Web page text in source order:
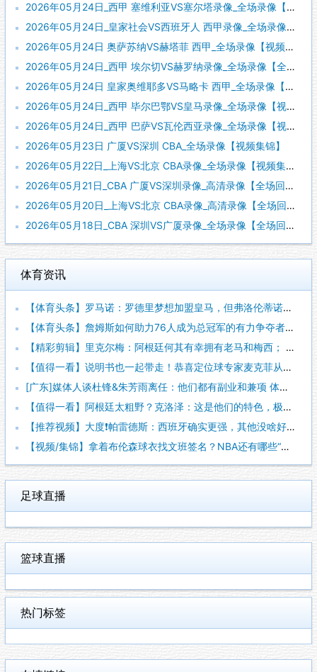
2026年05月24日_西甲 塞维利亚VS塞尔塔录像_全场录像【视频集锦】
2026年05月24日_皇家社会VS西班牙人 西甲录像_全场录像【全场回放】
2026年05月24日 奥萨苏纳VS赫塔菲 西甲_全场录像【视频集锦】
2026年05月24日_西甲 埃尔切VS赫罗纳录像_全场录像【全场回放】
2026年05月24日 皇家奥维耶多VS马略卡 西甲_全场录像【视频集锦】
2026年05月24日_西甲 毕尔巴鄂VS皇马录像_全场录像【视频集锦】
2026年05月24日_西甲 巴萨VS瓦伦西亚录像_全场录像【视频集锦】
2026年05月23日 广厦VS深圳 CBA_全场录像【视频集锦】
2026年05月22日_上海VS北京 CBA录像_全场录像【视频集锦】
2026年05月21日_CBA 广厦VS深圳录像_高清录像【全场回放】
2026年05月20日_上海VS北京 CBA录像_高清录像【全场回放】
2026年05月18日_CBA 深圳VS广厦录像_全场录像【全场回放】
体育资讯
【体育头条】罗马诺：罗德里梦想加盟皇马，但弗洛伦蒂诺尚未批准
【体育头条】詹姆斯如何助力76人成为总冠军的有力争夺者？组织
【精彩剪辑】里克尔梅：阿根廷何其有幸拥有老马和梅西； 体力充
【值得一看】说明书也一起带走！恭喜定位球专家麦克菲从维拉转投
[广东]媒体人谈杜锋&朱芳雨离任：他们都有副业和兼项 体育唯
【值得一看】阿根廷太粗野？克洛泽：这是他们的特色，极其强调对
【推荐视频】大度❗️帕雷德斯：西班牙确实更强，其他没啥好辟谣
【视频/集锦】拿着布伦森球衣找文班签名？NBA还有哪些“贴脸
足球直播
篮球直播
热门标签